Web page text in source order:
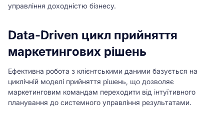
управління доходністю бізнесу.
Data-Driven цикл прийняття
маркетингових рішень
Ефективна робота з клієнтськими даними базується на
циклічній моделі прийняття рішень, що дозволяє
маркетинговим командам переходити від інтуїтивного
планування до системного управління результатами.